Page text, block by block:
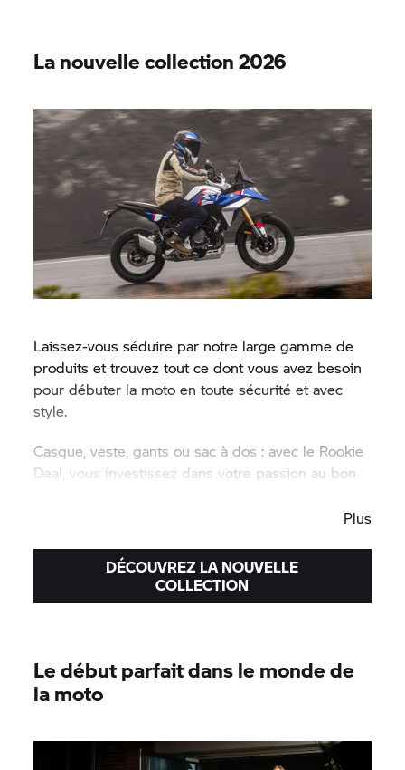
La nouvelle collection 2026
Laissez-vous séduire par notre large gamme de
produits et trouvez tout ce dont vous avez besoin
pour débuter la moto en toute sécurité et avec
style.
Casque, veste, gants ou sac à dos : avec le Rookie
Deal, vous investissez dans votre passion au bon
Plus
DÉCOUVREZ LA NOUVELLE
COLLECTION
Le début parfait dans le monde de
la moto